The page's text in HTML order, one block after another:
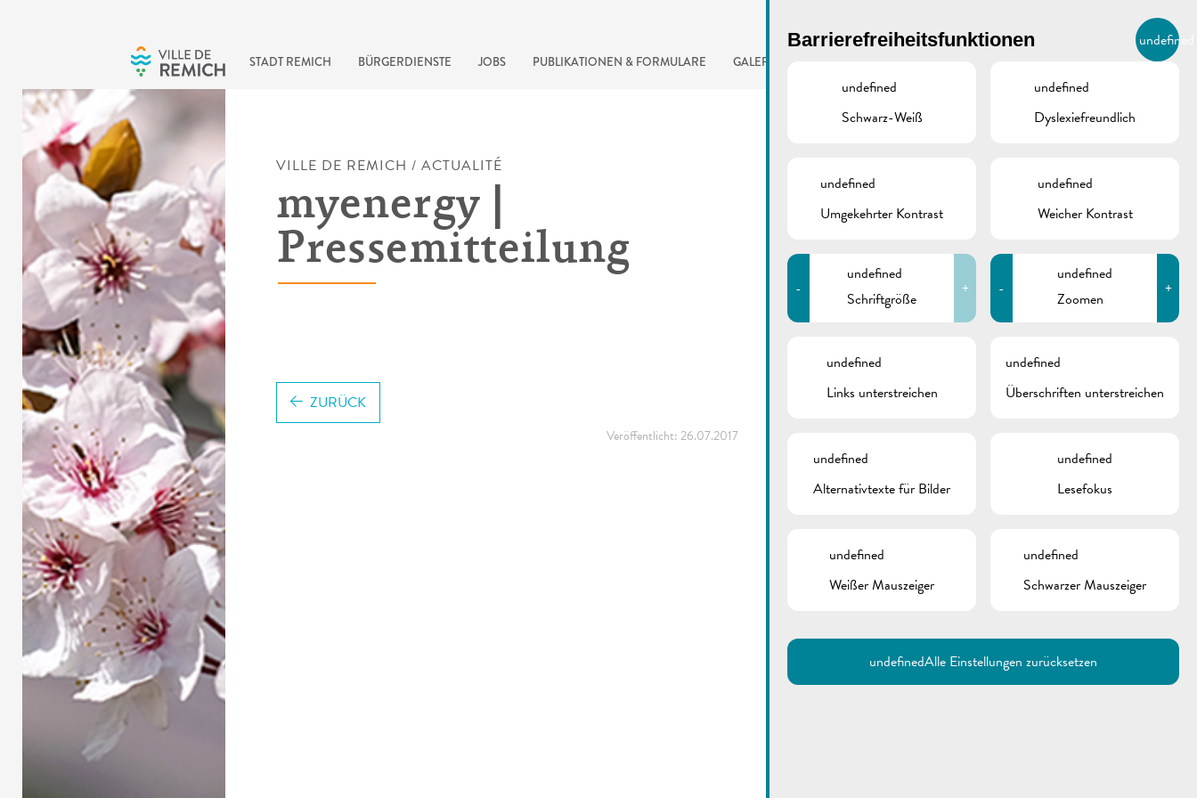
STADT REMICH BÜRGERDIENSTE JOBS PUBLIKATIONEN & FORMULARE GALERIE DE
BIERGER.REMICH.LU
Utilisez la recherche pour
Comme par exemple des contacts, des
informations ou de documents.
VILLE DE REMICH / ACTUALITÉ
myenergy |
Pressemitteilung
Veröffentlicht:26.07.2017
ZURÜCK
Barrierefreiheitsfunktionen undefined
undefined
Schwarz-Weiß
undefined
Dyslexiefreundlich
undefined
Umgekehrter Kontrast
undefined
Weicher Kontrast
-
undefined
Schriftgröße
+ -
undefined
Zoomen
+
undefined
Links unterstreichen
undefined
Überschriften unterstreichen
undefined
Alternativtexte für Bilder
undefined
Lesefokus
undefined
Weißer Mauszeiger
undefined
Schwarzer Mauszeiger
undefinedAlle Einstellungen zurücksetzen